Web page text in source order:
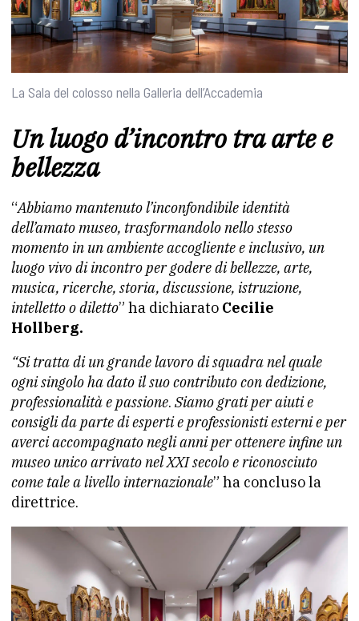
La Sala del colosso nella Galleria dell’Accademia
Un luogo d’incontro tra arte e
bellezza
“Abbiamo mantenuto l’inconfondibile identità
dell’amato museo, trasformandolo nello stesso
momento in un ambiente accogliente e inclusivo, un
luogo vivo di incontro per godere di bellezze, arte,
musica, ricerche, storia, discussione, istruzione,
intelletto o diletto” ha dichiarato Cecilie
Hollberg.
“Si tratta di un grande lavoro di squadra nel quale
ogni singolo ha dato il suo contributo con dedizione,
professionalità e passione. Siamo grati per aiuti e
consigli da parte di esperti e professionisti esterni e per
averci accompagnato negli anni per ottenere infine un
museo unico arrivato nel XXI secolo e riconosciuto
come tale a livello internazionale” ha concluso la
direttrice.